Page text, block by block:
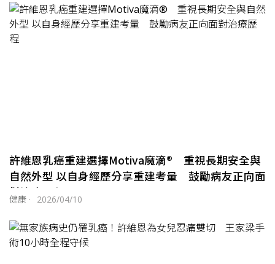
許維恩乳癌重建選擇Motiva魔滴® 重視長期安全與
自然外型 以自身經歷分享重建考量 鼓勵病友正向面
對治療歷程
健康 · 2026/04/10